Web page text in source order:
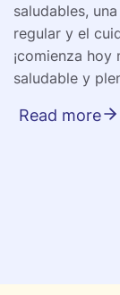
saludables,
regular y el
¡comienza
saludable y
Read more